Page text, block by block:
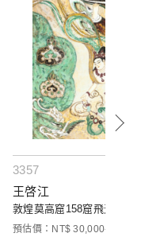
3357
王啓江
敦煌莫高窟158窟飛天
預估價：NT$ 30,000-50,000